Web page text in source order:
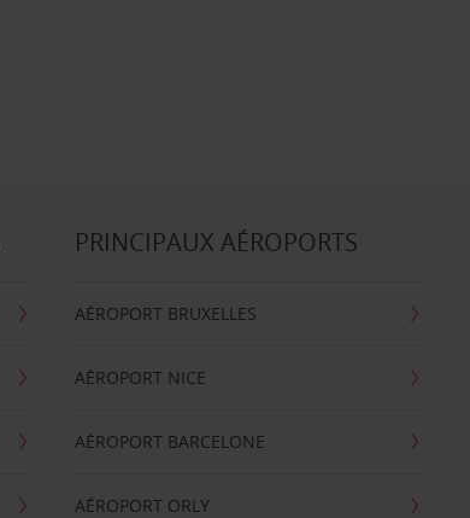
PRINCIPAUX AÉROPORTS
AÉROPORT BRUXELLES
AÉROPORT NICE
AÉROPORT BARCELONE
AÉROPORT ORLY